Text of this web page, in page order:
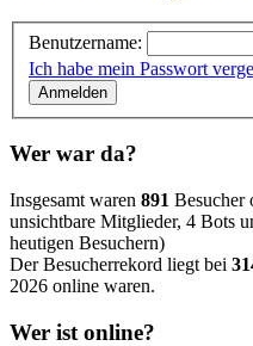
Benutzername:
Ich habe mein Passwort
Wer war da?
Insgesamt waren 891 Besucher
unsichtbare Mitglieder, 4 Bots
heutigen Besuchern)
Der Besucherrekord liegt bei
2026 online waren.
Wer ist online?